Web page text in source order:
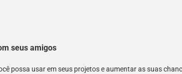
seus amigos
possa usar em seus projetos e aumentar as suas